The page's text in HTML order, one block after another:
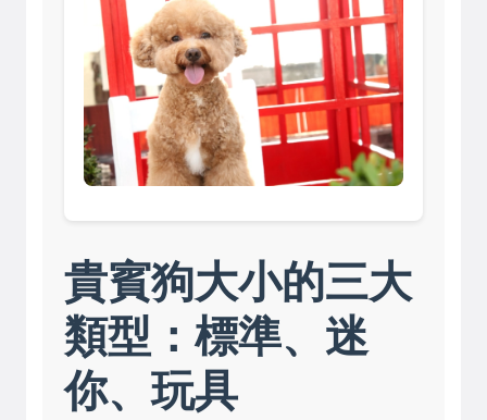
貴賓狗大小的三大
類型：標準、迷
你、玩具